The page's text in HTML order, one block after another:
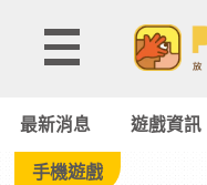
Tag:
-
最新消息 遊戲資訊
手機遊戲